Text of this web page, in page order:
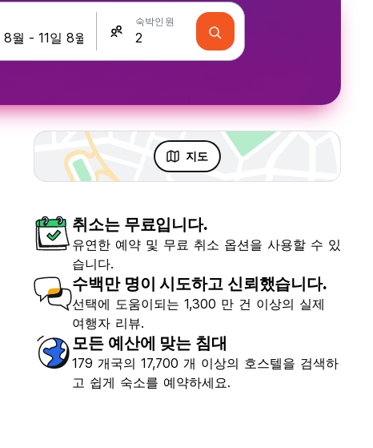
숙박인원
지도
취소는 무료입니다.
유연한 예약 및 무료 취소 옵션을 사용할 수 있
습니다.
수백만 명이 시도하고 신뢰했습니다.
선택에 도움이되는 1,300 만 건 이상의 실제
여행자 리뷰.
모든 예산에 맞는 침대
179 개국의 17,700 개 이상의 호스텔을 검색하
고 쉽게 숙소를 예약하세요.